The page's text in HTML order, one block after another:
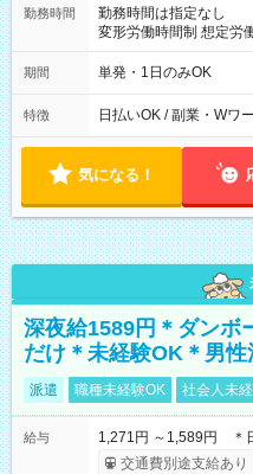
勤務時間
勤務時間は指定なし
変形労働時間制 想定労働時間160時
00～20：00
期間 単発・1日のみOK
特徴 日払いOK / 副業・Wワ
気になる！
深夜給1589円＊ダンボ
だけ＊未経験OK＊男性
派遣 職種未経験OK 社会人未
給与
1,271円 ～1,589円 ＊
交通費別途支給あり